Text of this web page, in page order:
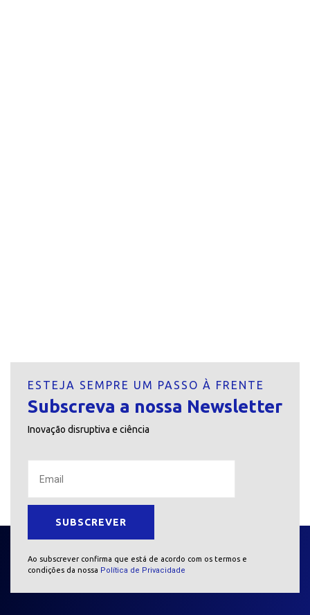
ESTEJA SEMPRE UM PASSO À FRENTE
Subscreva a nossa Newsletter
Inovação disruptiva e ciência
Ao subscrever confirma que está de acordo com os termos e
condições da nossa Política de Privacidade